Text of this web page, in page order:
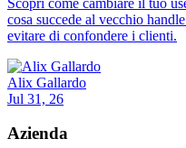
cosa succede al vecchio
evitare di confondere i clienti.
Alix Gallardo
Jul 31, 26
Azienda